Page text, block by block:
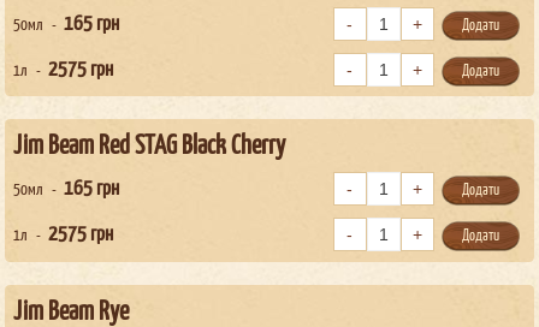
50мл 165 грн Додати
1л 2575 грн Додати
Jim Beam Red STAG Black Cherry
50мл 165 грн Додати
1л 2575 грн Додати
Jim Beam Rye